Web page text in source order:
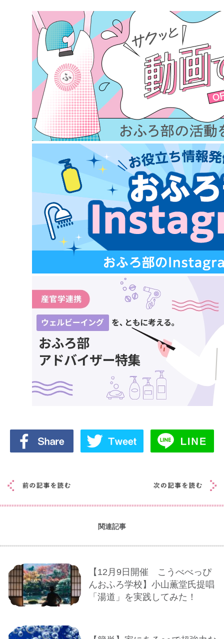
関連記事
【12月9日開催 こうべべっぴ
んおふろ学校】小山薫堂氏提唱
「湯道」を実践してみた！